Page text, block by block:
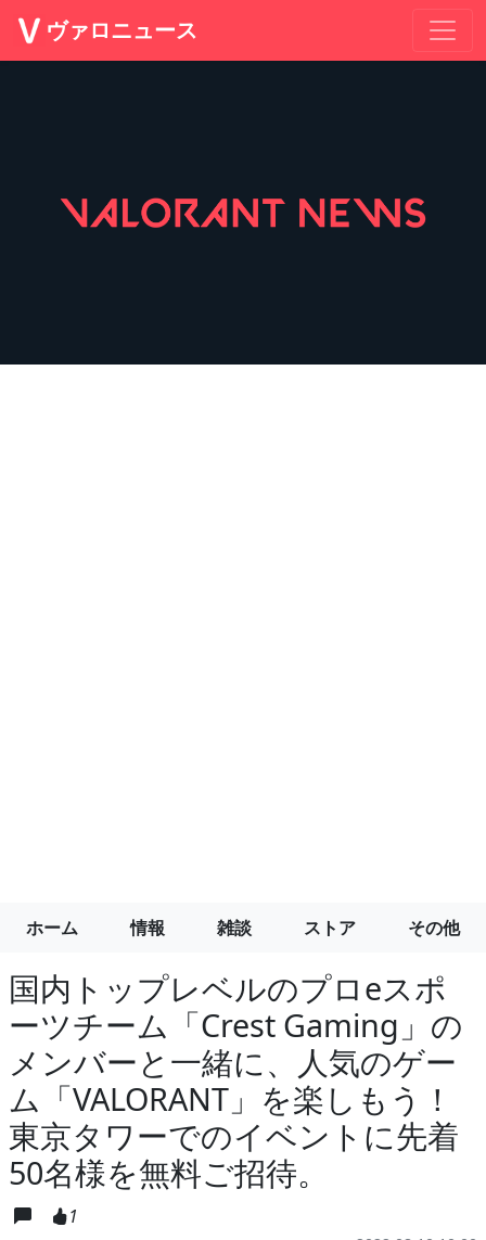
ヴァロニュース
ホーム 情報 雑談 ストア その他
国内トップレベルのプロeスポ
ーツチーム「Crest Gaming」の
メンバーと一緒に、人気のゲー
ム「VALORANT」を楽しもう！
東京タワーでのイベントに先着
50名様を無料ご招待。
1